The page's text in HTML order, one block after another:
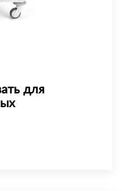
для